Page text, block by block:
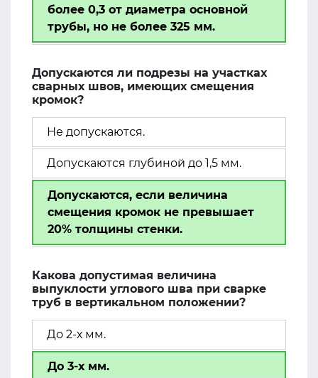
более 0,3 от диаметра основной
трубы, но не более 325 мм.
Допускаются ли подрезы на участках
сварных швов, имеющих смещения
кромок?
Не допускаются.
Допускаются глубиной до 1,5 мм.
Допускаются, если величина
смещения кромок не превышает
20% толщины стенки.
Какова допустимая величина
выпуклости углового шва при сварке
труб в вертикальном положении?
До 2-х мм.
До 3-х мм.